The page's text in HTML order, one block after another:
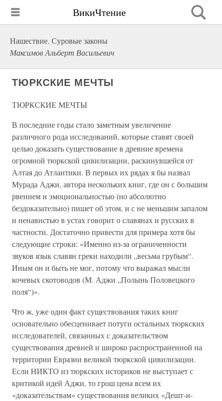
ВикиЧтение
Нашествие. Суровые законы
Максимов Альберт Васильевич
ТЮРКСКИЕ МЕЧТЫ
ТЮРКСКИЕ МЕЧТЫ
В последние годы стало заметным увеличение
различного рода исследований, которые ставят своей
целью доказать существование в древние времена
огромной тюркской цивилизации, раскинувшейся от
Алтая до Атлантики. В первых их рядах я бы назвал
Мурада Аджи, автора нескольких книг, где он с большим
рвением и эмоциональностью (но абсолютно
бездоказательно) пишет об этом, и с не меньшим запалом
и ненавистью в устах говорит о славянах и русских в
частности. Достаточно привести для примера хотя бы
следующие строки: «Именно из-за ограниченности
звуков язык славян греки находили „весьма грубым“.
Иным он и быть не мог, потому что выражал мысли
кочевых скотоводов (М. Аджи „Полынь Половецкого
поля“)».
Что ж, уже один факт существования таких книг
основательно обесценивает потуги остальных тюркских
исследователей, связанных с доказательством
существования древней и широко распространенной на
территории Евразии великой тюркской цивилизации.
Если НИКТО из тюркских историков не выступает с
критикой идей Аджи, то грош цена всем их
«доказательствам» существования великих «Дешт-и-